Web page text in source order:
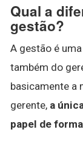
Qual a
gestão?
A gestão é
também do
basicamente a
gerente, a
papel de